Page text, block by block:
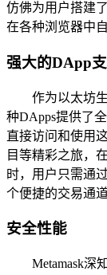
仿佛为用户搭建
在各种浏览器中
强大的DApp
作为以太坊
种DApps提供了
直接访问和使用
目等精彩之旅，
时，用户只需通
个便捷的交易通
安全性能
Metamask深